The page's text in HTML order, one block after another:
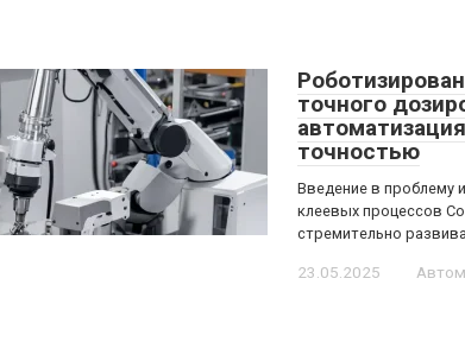
точного
точностью
Введение в проблему
клеевых процессов
стремительно
23.05.2025